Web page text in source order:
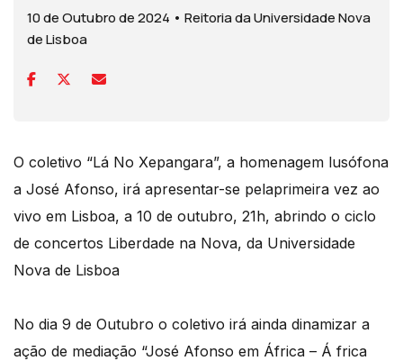
10 de Outubro de 2024 • Reitoria da Universidade Nova
de Lisboa
O coletivo “Lá No Xepangara”, a homenagem lusófona
a José Afonso, irá apresentar-se pelaprimeira vez ao
vivo em Lisboa, a 10 de outubro, 21h, abrindo o ciclo
de concertos Liberdade na Nova, da Universidade
Nova de Lisboa
No dia 9 de Outubro o coletivo irá ainda dinamizar a
ação de mediação “José Afonso em África – Á frica